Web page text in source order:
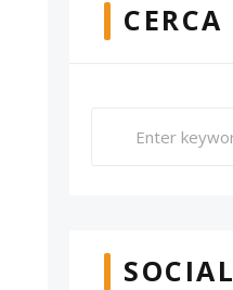
CERCA
SOCIAL